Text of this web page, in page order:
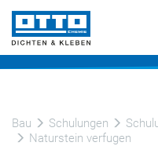
Bau Schulungen
Naturstein verfugen